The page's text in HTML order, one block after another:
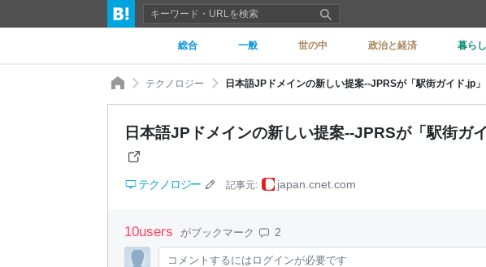
総合 一般 世の中 政治と経済 暮らし
テクノロジー 日本語JPドメインの新しい提案--JPRSが「駅街ガイド.jp
日本語JPドメインの新しい提案--JPRSが「駅街ガ
テクノロジー 記事元: japan.cnet.com
10users がブックマーク 2
コメントするにはログインが必要です